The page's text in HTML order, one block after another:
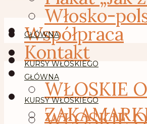
Włosko-
Współpraca
Kontakt
GŁÓWNA
KURSY WŁOSKIEGO
WŁOSKIE
GŁÓWNA
KURSY WŁOSKIEGO